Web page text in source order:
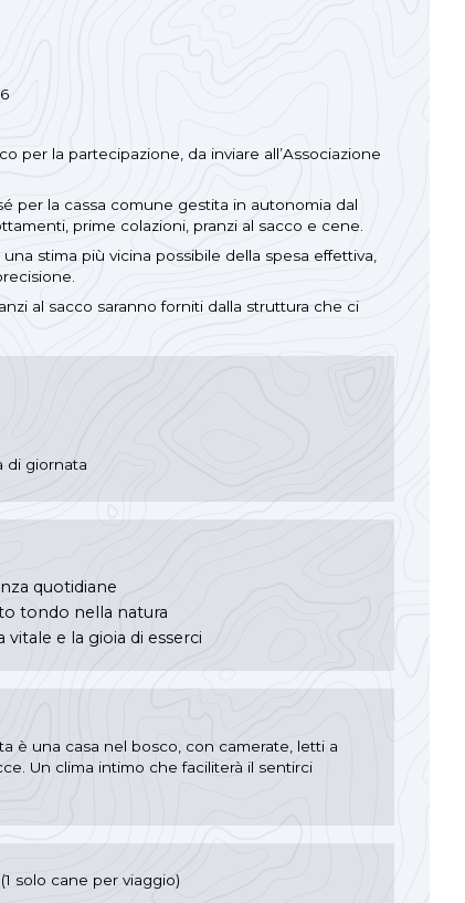
per la partecipazione, da inviare all’Associazione
per la cassa comune gestita in autonomia dal
prime colazioni, pranzi al sacco e cene.
stima più vicina possibile della spesa effettiva,
al sacco saranno forniti dalla struttura che ci
di giornata
quotidiane
tondo nella natura
vitale e la gioia di esserci
è una casa nel bosco, con camerate, letti a
Un clima intimo che faciliterà il sentirci
(1 solo cane per viaggio)